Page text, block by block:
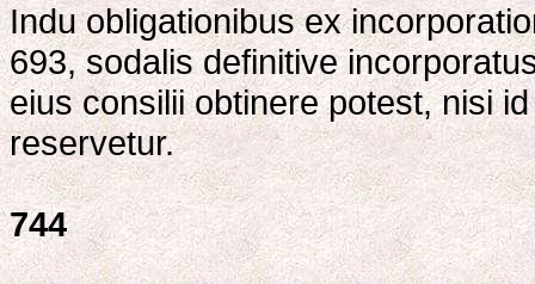
Indu obligationibus ex
693, sodalis definitive
eius consilii obtinere potest, nisi
reservetur.
744